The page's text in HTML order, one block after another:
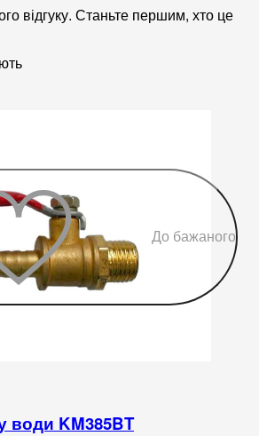
відгуку. Станьте першим, хто це
До бажаного
води KM385BT